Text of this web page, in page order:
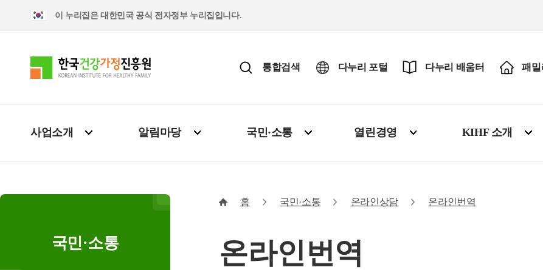
이 누리집은 대한민국 공식 전자정부 누리집입니다.
통합검색 다누리 포털 다누리 배움터 패밀
사업소개 알림마당 국민·소통 열린경영 KIHF 소개
국민·소통
홈 국민·소통 온라인상담 온라인번역
온라인번역